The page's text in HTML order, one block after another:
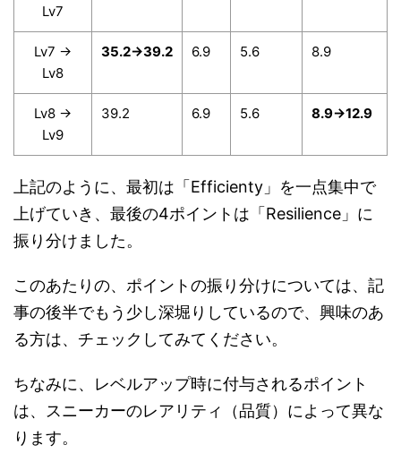
Lv7
Lv7 →
Lv8
35.2→39.2 6.9 5.6 8.9
Lv8 →
Lv9
39.2 6.9 5.6 8.9→12.9
上記のように、最初は「Efficienty」を一点集中で
上げていき、最後の4ポイントは「Resilience」に
振り分けました。
このあたりの、ポイントの振り分けについては、記
事の後半でもう少し深堀りしているので、興味のあ
る方は、チェックしてみてください。
ちなみに、レベルアップ時に付与されるポイント
は、スニーカーのレアリティ（品質）によって異な
ります。